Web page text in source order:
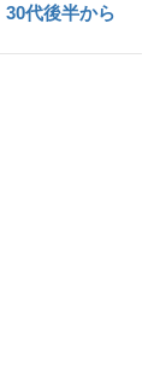
代後半から